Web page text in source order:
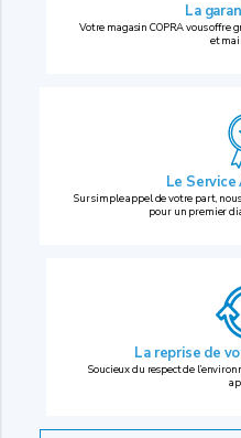
La
Votre magasin COPRA vous offre
et
Le
Sur simple appel de votre part,
pour un premier
La reprise de
Soucieux du respect de